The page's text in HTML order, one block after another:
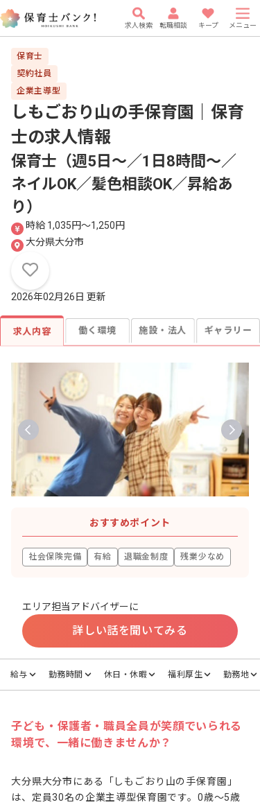
求人検索 転職相談 キープ メニュー
保育士
契約社員
企業主導型
しもごおり山の手保育園｜保育
士の求人情報
保育士（週5日～／1日8時間～／
ネイルOK／髪色相談OK／昇給あ
り）
時給 1,035円〜1,250円
大分県大分市
2026年02月26日 更新
求人内容 働く環境 施設・法人 ギャラリー
おすすめポイント
社会保険完備 有給 退職金制度 残業少なめ
エリア担当アドバイザーに
詳しい話を聞いてみる
給与 勤務時間 休日・休暇 福利厚生 勤務地
子ども・保護者・職員全員が笑顔でいられる
環境で、一緒に働きませんか？
大分県大分市にある「しもごおり山の手保育園」
は、定員30名の企業主導型保育園です。0歳～5歳